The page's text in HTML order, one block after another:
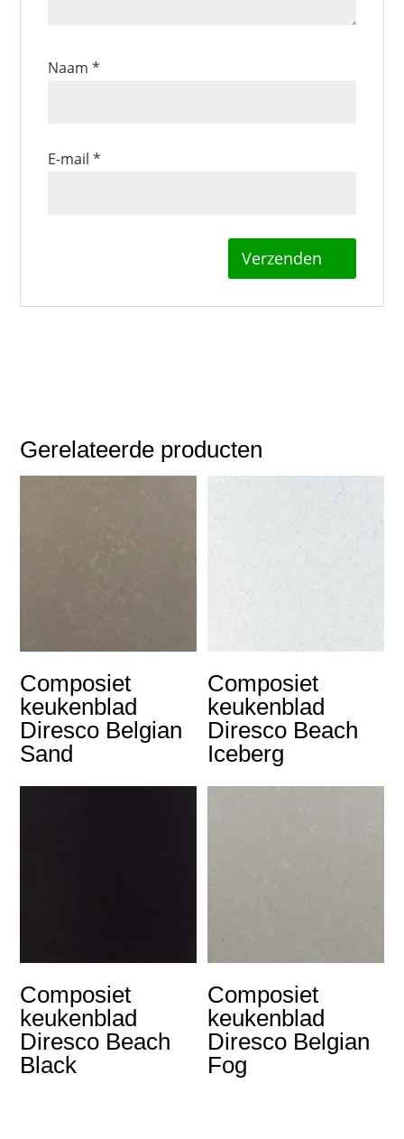
Naam*
E-mail*
Gerelateerde producten
Composiet
keukenblad
Diresco Belgian
Sand
Composiet
keukenblad
Diresco Beach
Iceberg
Composiet
keukenblad
Diresco Beach
Black
Composiet
keukenblad
Diresco Belgian
Fog